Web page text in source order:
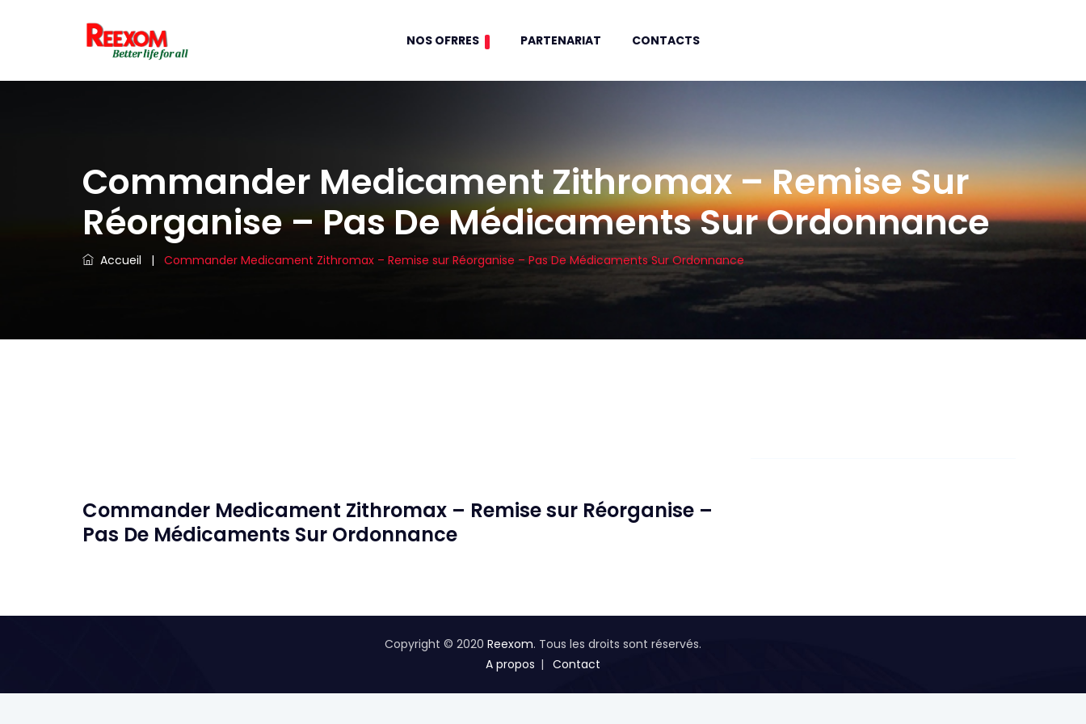
NOS OFRRES PARTENARIAT CONTACTS
Commander Medicament Zithromax – Remise Sur
Réorganise – Pas De Médicaments Sur Ordonnance
Accueil | Commander Medicament Zithromax – Remise sur Réorganise – Pas De Médicaments Sur Ordonnance
Commander Medicament Zithromax – Remise sur Réorganise –
Pas De Médicaments Sur Ordonnance
Copyright © 2020 Reexom. Tous les droits sont réservés.
A propos
Contact